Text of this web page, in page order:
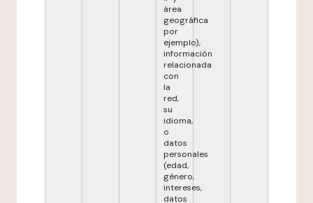
área
geográfica
por
ejemplo),
información
relacionada
con
la
red,
su
idioma,
o
datos
personales
(edad,
género,
intereses,
datos